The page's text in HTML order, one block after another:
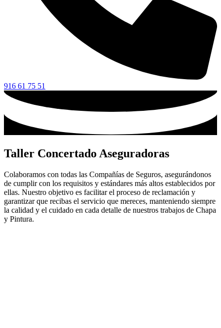
916 61 75 51
Taller Concertado Aseguradoras
Colaboramos con todas las Compañías de Seguros, asegurándonos
de cumplir con los requisitos y estándares más altos establecidos por
ellas. Nuestro objetivo es facilitar el proceso de reclamación y
garantizar que recibas el servicio que mereces, manteniendo siempre
la calidad y el cuidado en cada detalle de nuestros trabajos de Chapa
y Pintura.